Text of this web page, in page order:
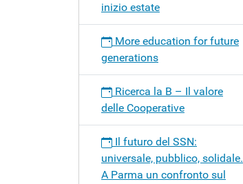
inizio estate
More education for future
generations
Ricerca la B – Il valore
delle Cooperative
Il futuro del SSN:
universale, pubblico, solidale.
A Parma un confronto sul